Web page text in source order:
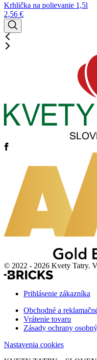
Krhlička na polievanie 1,5l
2,56 €
© 2022 - 2026 Kvety Tatry.
Prihlásenie zákazníka
Obchodné a
Vrátenie tovaru
Zásady ochrany
Nastavenia cookies